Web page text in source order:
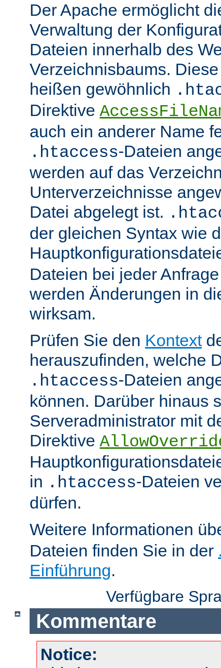
Der Apache ermöglicht
Verwaltung der
Dateien innerhalb des
Verzeichnisbaums.
heißen gewöhnlich
Direktive
auch ein anderer Name
.htaccess-Dateien
werden auf das
Unterverzeichnisse
Datei abgelegt ist.
der gleichen Syntax wie
Dateien bei jeder
werden Änderungen in
wirksam.
Prüfen Sie den Kontext
herauszufinden, welche
.htaccess-Dateien
können. Darüber hinaus
Serveradministrator mit
Direktive
in .htaccess-Dateien
dürfen.
Weitere Informationen
Dateien finden Sie in der
Einführung.
Verfügbare
Kommentare
Notice: